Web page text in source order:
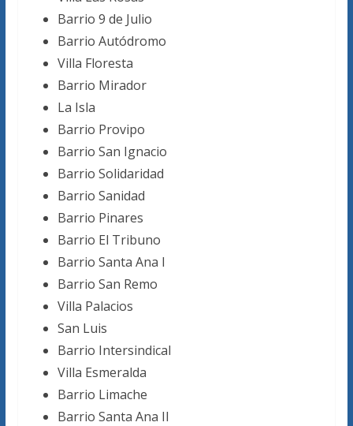
Barrio 9 de Julio
Barrio Autódromo
Villa Floresta
Barrio Mirador
La Isla
Barrio Provipo
Barrio San Ignacio
Barrio Solidaridad
Barrio Sanidad
Barrio Pinares
Barrio El Tribuno
Barrio Santa Ana I
Barrio San Remo
Villa Palacios
San Luis
Barrio Intersindical
Villa Esmeralda
Barrio Limache
Barrio Santa Ana II